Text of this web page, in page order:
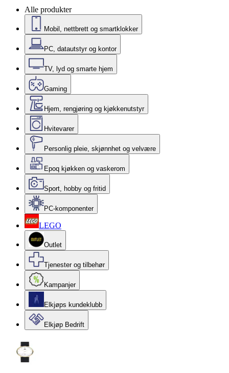
Alle produkter
Mobil, nettbrett og smartklokker
PC, datautstyr og kontor
TV, lyd og smarte hjem
Gaming
Hjem, rengjøring og kjøkkenutstyr
Hvitevarer
Personlig pleie, skjønnhet og velvære
Epoq kjøkken og vaskerom
Sport, hobby og fritid
PC-komponenter
LEGO
Outlet
Tjenester og tilbehør
Kampanjer
Elkjøps kundeklubb
Elkjøp Bedrift